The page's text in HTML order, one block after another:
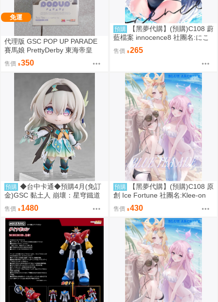
免運
代理版 GSC POP UP PARADE
賽馬娘 PrettyDerby 東海帝皇
售價 350
預購
【黑夢代購】(預購)C108 蔚
藍檔案 innocence8 社團名:にこ
にこげんき 繪師:子野日
售價 265
預購 ◆台中卡通◆預購4月(免訂
金)GSC 黏土人 崩壞：星穹鐵道
流螢 0906
售價 1480
預購
【黑夢代購】(預購)C108 原
創 Ice Fortune 社團名:Klee-on
繪師:Klee-on
售價 430